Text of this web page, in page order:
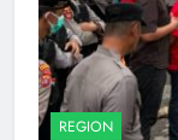
REGION